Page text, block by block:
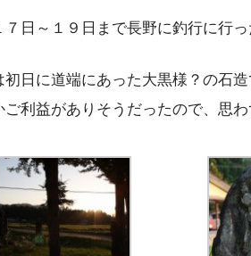
７日～１９日まで長野に釣行に行
初日に道端にあった大黒様？の石
ご利益がありそうだったので、思